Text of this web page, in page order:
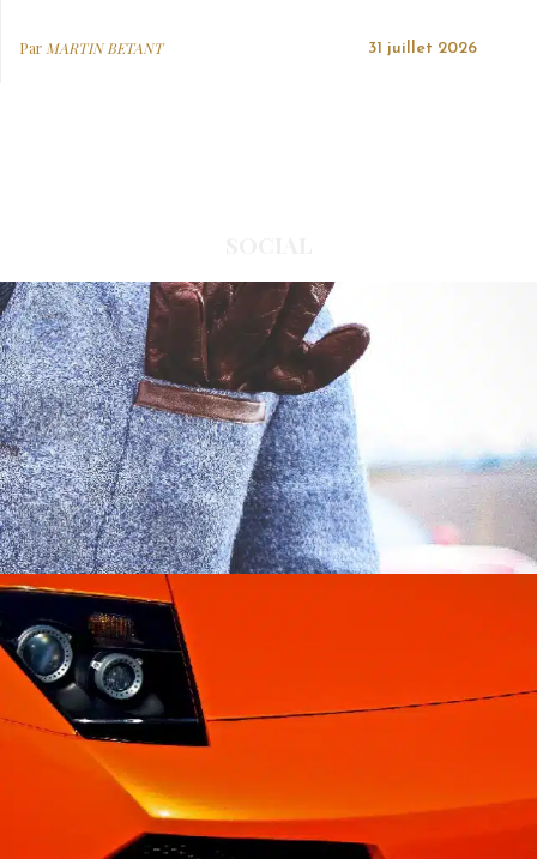
Par MARTIN BETANT 31 juillet 2026